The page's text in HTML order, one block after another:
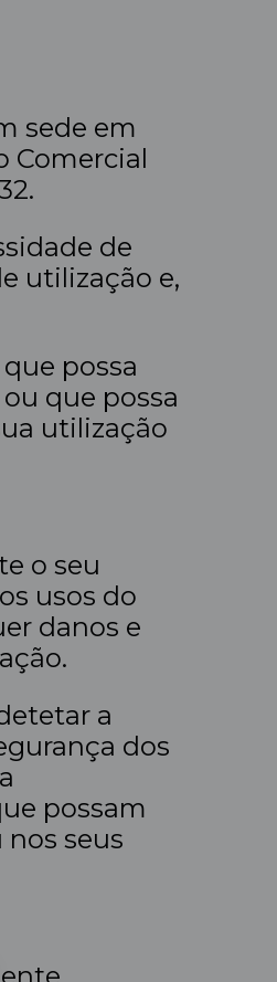
sede em
Comercial
de
utilização e,
possa
que possa
utilização
o seu
usos do
danos e
a
dos
possam
seus